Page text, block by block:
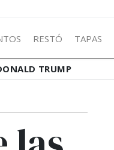
RESTÓ TAPAS
TRUMP